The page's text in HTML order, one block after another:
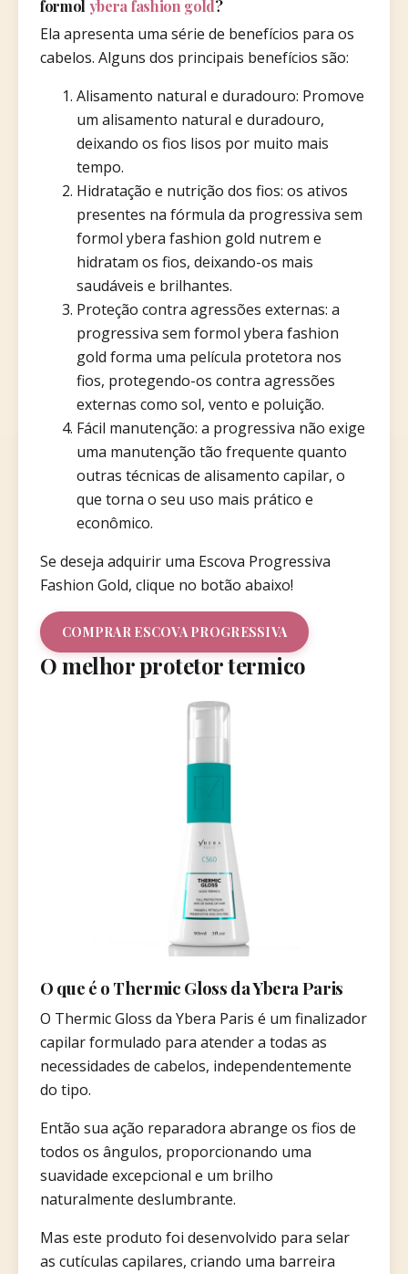
formol ybera fashion gold ?
Ela apresenta uma série de benefícios para os
cabelos. Alguns dos principais benefícios são:
Alisamento natural e duradouro: Promove
um alisamento natural e duradouro,
deixando os fios lisos por muito mais
tempo.
Hidratação e nutrição dos fios: os ativos
presentes na fórmula da progressiva sem
formol ybera fashion gold nutrem e
hidratam os fios, deixando-os mais
saudáveis e brilhantes.
Proteção contra agressões externas: a
progressiva sem formol ybera fashion
gold forma uma película protetora nos
fios, protegendo-os contra agressões
externas como sol, vento e poluição.
Fácil manutenção: a progressiva não exige
uma manutenção tão frequente quanto
outras técnicas de alisamento capilar, o
que torna o seu uso mais prático e
econômico.
Se deseja adquirir uma Escova Progressiva
Fashion Gold, clique no botão abaixo!
COMPRAR ESCOVA PROGRESSIVA
O melhor protetor termico
O que é o Thermic Gloss da Ybera Paris
O Thermic Gloss da Ybera Paris é um finalizador
capilar formulado para atender a todas as
necessidades de cabelos, independentemente
do tipo.
Então sua ação reparadora abrange os fios de
todos os ângulos, proporcionando uma
suavidade excepcional e um brilho
naturalmente deslumbrante.
Mas este produto foi desenvolvido para selar
as cutículas capilares, criando uma barreira